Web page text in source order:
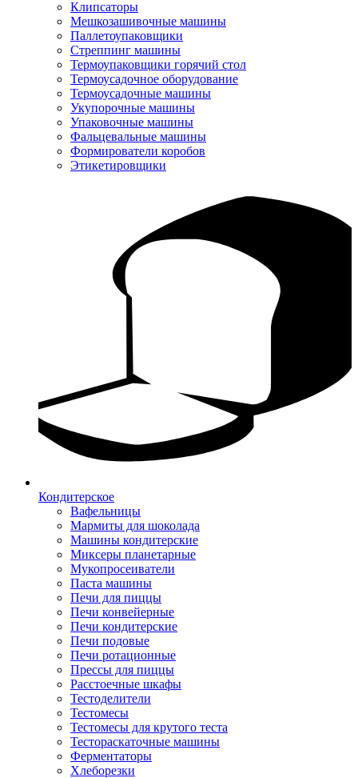
Клипсаторы
Мешкозашивочные машины
Паллетоупаковщики
Стреппинг машины
Термоупаковщики горячий стол
Термоусадочное оборудование
Термоусадочные машины
Укупорочные машины
Упаковочные машины
Фальцевальные машины
Формирователи коробов
Этикетировщики
Кондитерское
Вафельницы
Мармиты для шоколада
Машины кондитерские
Миксеры планетарные
Мукопросеиватели
Паста машины
Печи для пиццы
Печи конвейерные
Печи кондитерские
Печи подовые
Печи ротационные
Прессы для пиццы
Расстоечные шкафы
Тестоделители
Тестомесы
Тестомесы для крутого теста
Тестораскаточные машины
Ферментаторы
Хлеборезки